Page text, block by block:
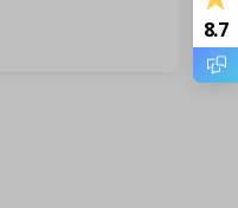
8.7